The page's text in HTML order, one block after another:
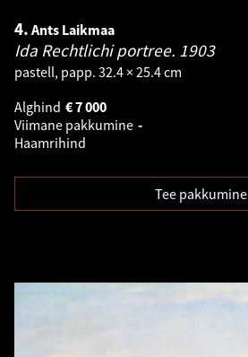
4. Ants Laikmaa
Ida Rechtlichi portree. 1903
pastell, papp. 32.4 × 25.4 cm
Alghind
7 000
€
Viimane pakkumine -
Haamrihind
Tee pakkumine